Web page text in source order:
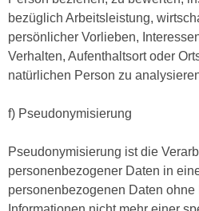
bezüglich Arbeitsleistung,
persönlicher Vorlieben,
Verhalten, Aufenthaltsort oder
natürlichen Person zu
f) Pseudonymisierung
Pseudonymisierung ist die
personenbezogener Daten in
personenbezogenen Daten